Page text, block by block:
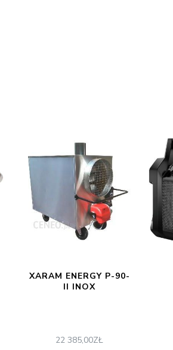
XARAM ENERGY P-90-
II INOX
22 385,00ZŁ